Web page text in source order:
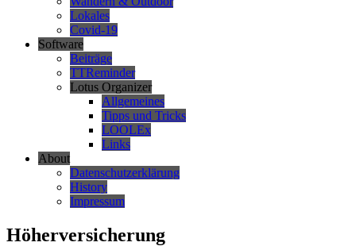
Lokales
Covid-19
Software
Beiträge
TTReminder
Lotus Organizer
Allgemeines
Tipps und Tricks
LOOLEx
Links
About
Datenschutzerklärung
History
Impressum
Höherversicherung